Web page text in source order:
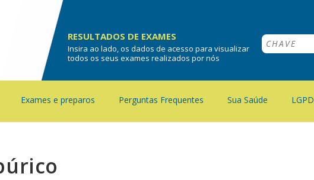
RESULTADOS DE EXAMES
Insira ao lado, os dados de acesso para visualizar
todos os seus exames realizados por nós
Exames e preparos Perguntas Frequentes Sua Saúde LGPD